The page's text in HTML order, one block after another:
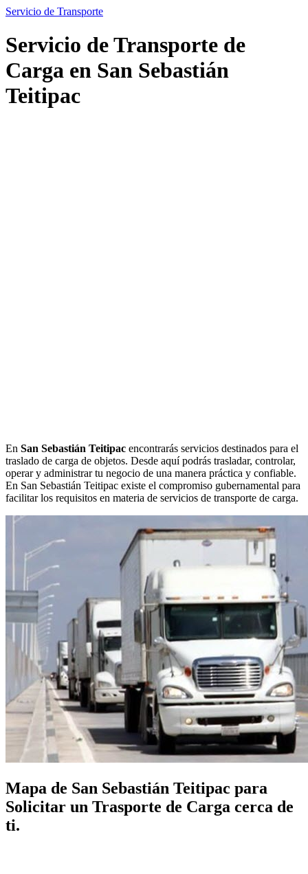
Servicio de Transporte
Servicio de Transporte de
Carga en San Sebastián
Teitipac
En San Sebastián Teitipac encontrarás servicios destinados para el
traslado de carga de objetos. Desde aquí podrás trasladar, controlar,
operar y administrar tu negocio de una manera práctica y confiable.
En San Sebastián Teitipac existe el compromiso gubernamental para
facilitar los requisitos en materia de servicios de transporte de carga.
Mapa de San Sebastián Teitipac para
Solicitar un Trasporte de Carga cerca de
ti.